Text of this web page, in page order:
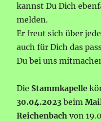
kannst Du Dich
melden.
Er freut sich über
auch für Dich das
Du bei uns
Die Stammkapelle
30.04.2023 beim
Reichenbach von